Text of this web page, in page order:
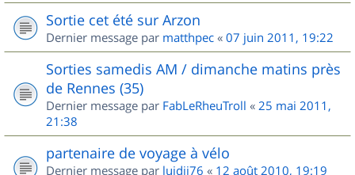
Sortie cet été sur Arzon
Dernier message par matthpec « 07 juin 2011, 19:22
Sorties samedis AM / dimanche matins près
de Rennes (35)
Dernier message par FabLeRheuTroll « 25 mai 2011,
21:38
partenaire de voyage à vélo
Dernier message par luidji76 « 12 août 2010, 19:19